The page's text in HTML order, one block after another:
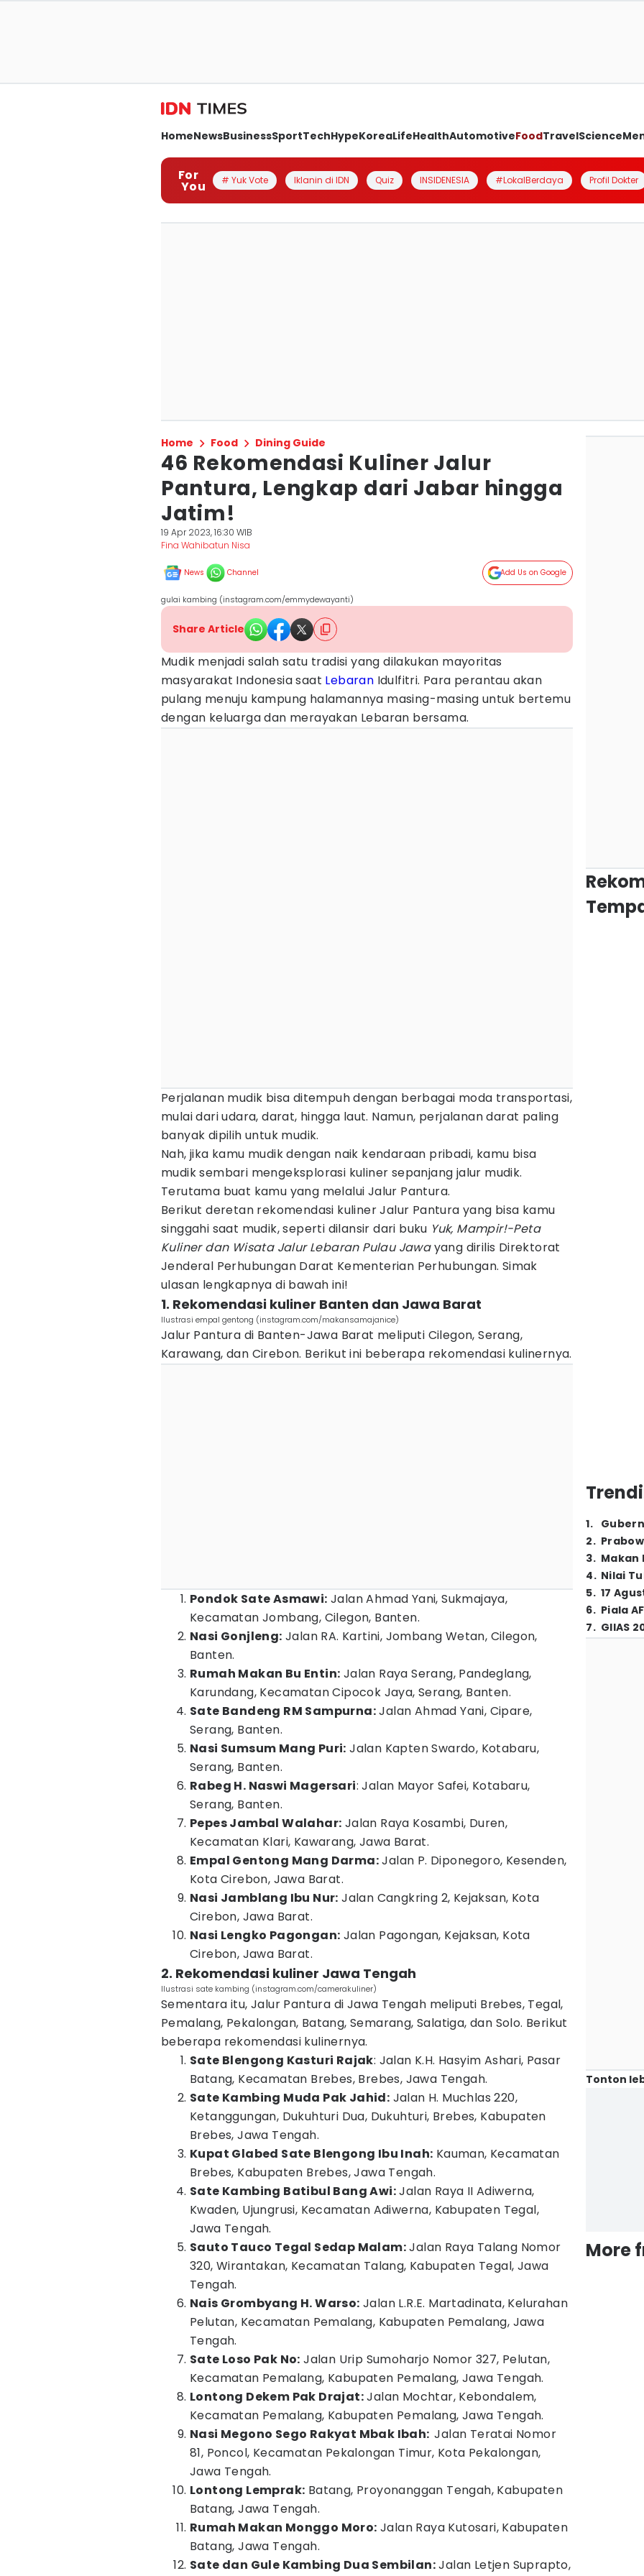
HomeNewsBusinessSportTechHypeKoreaLifeHealthAutomotiveFoodTravelScience
For
You # Yuk Vote Iklanin di IDN Quiz INSIDENESIA #LokalBerdaya Profil Dokter
Home Food Dining Guide
46 Rekomendasi Kuliner Jalur
Pantura, Lengkap dari Jabar hingga
Jatim!
19 Apr 2023, 16:30 WIB
Fina Wahibatun Nisa
News Channel Add Us on Google
gulai kambing (instagram.com/emmydewayanti)
Share Article
Mudik menjadi salah satu tradisi yang dilakukan mayoritas
masyarakat Indonesia saat Lebaran Idulfitri. Para perantau akan
pulang menuju kampung halamannya masing-masing untuk bertemu
dengan keluarga dan merayakan Lebaran bersama.
Perjalanan mudik bisa ditempuh dengan berbagai moda transportasi,
mulai dari udara, darat, hingga laut. Namun, perjalanan darat paling
banyak dipilih untuk mudik.
Nah, jika kamu mudik dengan naik kendaraan pribadi, kamu bisa
mudik sembari mengeksplorasi kuliner sepanjang jalur mudik.
Terutama buat kamu yang melalui Jalur Pantura.
Berikut deretan rekomendasi kuliner Jalur Pantura yang bisa kamu
singgahi saat mudik, seperti dilansir dari buku Yuk, Mampir!-Peta
Kuliner dan Wisata Jalur Lebaran Pulau Jawayang dirilis Direktorat
Jenderal Perhubungan Darat Kementerian Perhubungan. Simak
ulasan lengkapnya di bawah ini!
1. Rekomendasi kuliner Banten dan Jawa Barat
Ilustrasi empal gentong (instagram.com/makansamajanice)
Jalur Pantura di Banten-Jawa Barat meliputi Cilegon, Serang,
Karawang, dan Cirebon. Berikut ini beberapa rekomendasi kulinernya.
Pondok Sate Asmawi: Jalan Ahmad Yani, Sukmajaya,
Kecamatan Jombang, Cilegon, Banten.
Nasi Gonjleng: Jalan RA. Kartini, Jombang Wetan, Cilegon,
Banten.
Rumah Makan Bu Entin: Jalan Raya Serang, Pandeglang,
Karundang, Kecamatan Cipocok Jaya, Serang, Banten.
Sate Bandeng RM Sampurna:Jalan Ahmad Yani, Cipare,
Serang, Banten.
Nasi Sumsum Mang Puri: Jalan Kapten Swardo, Kotabaru,
Serang, Banten.
Rabeg H. Naswi Magersari: Jalan Mayor Safei, Kotabaru,
Serang, Banten.
Pepes Jambal Walahar: Jalan Raya Kosambi, Duren,
Kecamatan Klari, Kawarang, Jawa Barat.
Empal Gentong Mang Darma:Jalan P. Diponegoro, Kesenden,
Kota Cirebon, Jawa Barat.
Nasi Jamblang Ibu Nur: Jalan Cangkring 2, Kejaksan, Kota
Cirebon, Jawa Barat.
Nasi Lengko Pagongan: Jalan Pagongan, Kejaksan, Kota
Cirebon, Jawa Barat.
2. Rekomendasi kuliner Jawa Tengah
Ilustrasi sate kambing (instagram.com/camerakuliner)
Sementara itu, Jalur Pantura di Jawa Tengah meliputi Brebes, Tegal,
Pemalang, Pekalongan, Batang, Semarang, Salatiga, dan Solo. Berikut
beberapa rekomendasi kulinernya.
Sate Blengong Kasturi Rajak: Jalan K.H. Hasyim Ashari, Pasar
Batang, Kecamatan Brebes, Brebes, Jawa Tengah.
Sate Kambing Muda Pak Jahid: Jalan H. Muchlas 220,
Ketanggungan, Dukuhturi Dua, Dukuhturi, Brebes, Kabupaten
Brebes, Jawa Tengah.
Kupat Glabed Sate Blengong Ibu Inah: Kauman, Kecamatan
Brebes, Kabupaten Brebes, Jawa Tengah.
Sate Kambing Batibul Bang Awi:Jalan Raya II Adiwerna,
Kwaden, Ujungrusi, Kecamatan Adiwerna, Kabupaten Tegal,
Jawa Tengah.
Sauto Tauco Tegal Sedap Malam:Jalan Raya Talang Nomor
320, Wirantakan, Kecamatan Talang, Kabupaten Tegal, Jawa
Tengah.
Nais Grombyang H. Warso: Jalan L.R.E. Martadinata, Kelurahan
Pelutan, Kecamatan Pemalang, Kabupaten Pemalang, Jawa
Tengah.
Sate Loso Pak No: Jalan Urip Sumoharjo Nomor 327, Pelutan,
Kecamatan Pemalang, Kabupaten Pemalang, Jawa Tengah.
Lontong Dekem Pak Drajat:Jalan Mochtar, Kebondalem,
Kecamatan Pemalang, Kabupaten Pemalang, Jawa Tengah.
Nasi Megono Sego Rakyat Mbak Ibah:Jalan Teratai Nomor
81, Poncol, Kecamatan Pekalongan Timur, Kota Pekalongan,
Jawa Tengah.
Lontong Lemprak: Batang, Proyonanggan Tengah, Kabupaten
Batang, Jawa Tengah.
Rumah Makan Monggo Moro: Jalan Raya Kutosari, Kabupaten
Batang, Jawa Tengah.
Sate dan Gule Kambing Dua Sembilan:Jalan Letjen Suprapto,
1.
2.
3. Makan
4. Nilai
5. 17
6. Piala
7. GIIAS
Tonton
More